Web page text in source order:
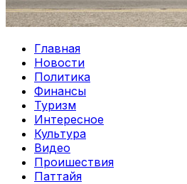
Главная
Новости
Политика
Финансы
Туризм
Интересное
Культура
Видео
Проишествия
Паттайя